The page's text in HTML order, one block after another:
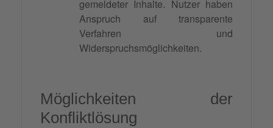
gemeldeter Inhalte. Nutzer haben
Anspruch auf transparente
Verfahren und
Widerspruchsmöglichkeiten.
Möglichkeiten der
Konfliktlösung